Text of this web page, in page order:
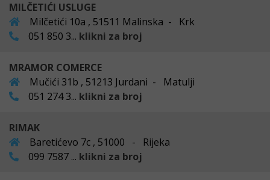
MILČETIĆI USLUGE
Milčetići 10a , 51511 Malinska - Krk
051 850 3... klikni za broj
MRAMOR COMERCE
Mučići 31b , 51213 Jurdani - Matulji
051 274 3... klikni za broj
RIMAK
Baretićevo 7c , 51000 - Rijeka
099 7587 ... klikni za broj